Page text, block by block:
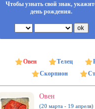
Чтобы узнать свой знак,
день рождения.
Овен Телец
Скорпион
Овен
(20 марта - 19 апреля)